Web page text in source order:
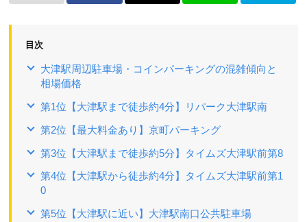
目次
大津駅周辺駐車場・コインパーキングの混雑傾向と
相場価格
第1位【大津駅まで徒歩約4分】リパーク大津駅南
第2位【最大料金あり】京町パーキング
第3位【大津駅まで徒歩約5分】タイムズ大津駅前第8
第4位【大津駅から徒歩約4分】タイムズ大津駅前第1
0
第5位【大津駅に近い】大津駅南口公共駐車場